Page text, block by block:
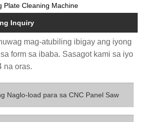
Plate Cleaning Machine
Inquiry
mag-atubiling ibigay ang iyong
form sa ibaba. Sasagot kami sa iyo
na oras.